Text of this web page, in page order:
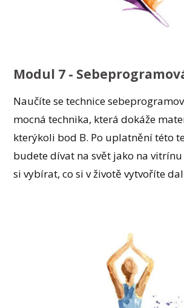
Modul 7 -
Naučíte se technice
mocná technika, která dokáže
kterýkoli bod B. Po uplatnění této
budete dívat na svět jako na
si vybírat, co si v životě vytvoříte